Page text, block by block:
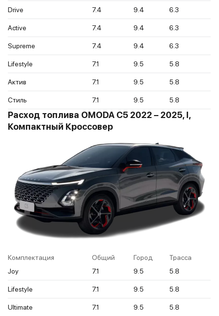
Drive 7.4 9.4 6.3
Active 7.4 9.4 6.3
Supreme 7.4 9.4 6.3
Lifestyle 7.1 9.5 5.8
Актив 7.1 9.5 5.8
Стиль 7.1 9.5 5.8
Расход топлива OMODA C5 2022 – 2025, I,
Компактный Кроссовер
Комплектация Общий Город
Трасса
Joy
7.1 9.5 5.8
Lifestyle 7.1 9.5 5.8
Ultimate 7.1 9.5 5.8